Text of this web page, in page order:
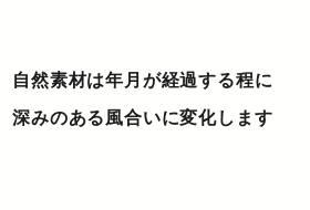
自然素材は年月が経過する程に
深みのある風合いに変化します